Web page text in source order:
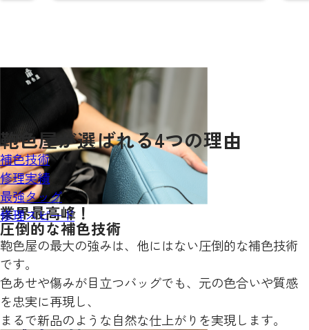
鞄色屋が選ばれる4つの理由
補色技術
修理実績
最強タッグ
修理スピード
業界最高峰！
圧倒的な補色技術
鞄色屋の最大の強みは、他にはない圧倒的な補色技術
です。
色あせや傷みが目立つバッグでも、元の色合いや質感
を忠実に再現し、
まるで新品のような自然な仕上がりを実現します。